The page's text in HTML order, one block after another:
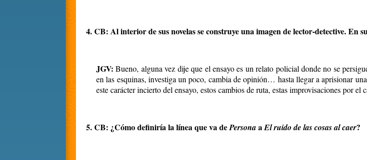
4.CB: Al interior de sus novelas se construye una imagen de lector-detective.
JGV: Bueno, alguna vez dije que el ensayo es un relato policial donde no se
en las esquinas, investiga un poco, cambia de opinión… hasta llegar a aprisionar
este carácter incierto del ensayo, estos cambios de ruta, estas improvisaciones por
5.CB: ¿Cómo definiría la línea que va dePersonaaEl ruido de las cosas al caer?